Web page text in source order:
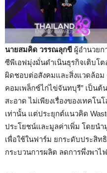
นายสมคิด วรรณลุกขี ผู้อำนวยก
ซีพีเอฟมุ่งมั่นดำเนินธุรกิจเติบโ
ผิดชอบต่อสังคมและสิ่งแวดล้อม
คอมเพล็กซ์ไก่ไข่จันทบุรี” เป็น
สะอาด ไม่เพียงเรื่องของเทคโ
เท่านั้น แต่ประยุกต์แนวคิด
ประโยชน์และมูลค่าเพิ่ม โดยน
เพื่อใช้ในฟาร์ม ยกระดับประสิท
กระบวนการผลิต ลดการพึ่งพาไ